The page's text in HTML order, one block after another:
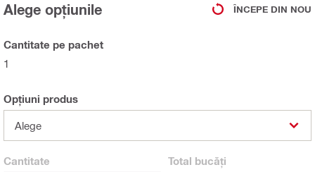
Alege opțiunile ÎNCEPE DIN NOU
Cantitate pe pachet
1
Opțiuni produs
Alege
Cantitate Total bucăți